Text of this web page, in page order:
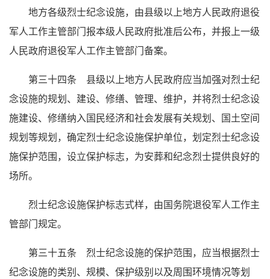
地方各级烈士纪念设施，由县级以上地方人民政府退役
军人工作主管部门报本级人民政府批准后公布，并报上一级
人民政府退役军人工作主管部门备案。
第三十四条 县级以上地方人民政府应当加强对烈士纪
念设施的规划、建设、修缮、管理、维护，并将烈士纪念设
施建设、修缮纳入国民经济和社会发展有关规划、国土空间
规划等规划，确定烈士纪念设施保护单位，划定烈士纪念设
施保护范围，设立保护标志，为安葬和纪念烈士提供良好的
场所。
烈士纪念设施保护标志式样，由国务院退役军人工作主
管部门规定。
第三十五条 烈士纪念设施的保护范围，应当根据烈士
纪念设施的类别、规模、保护级别以及周围环境情况等划